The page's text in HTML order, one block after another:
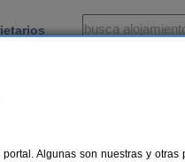
Algunas son nuestras y otras